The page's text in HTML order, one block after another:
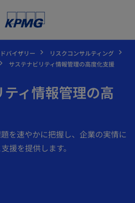
バイザリー
リスクコンサルティング
サステナビリティ情報管理の高度化支援
ィ情報管理の高
を速やかに把握し、企業の実情に
援を提供します。